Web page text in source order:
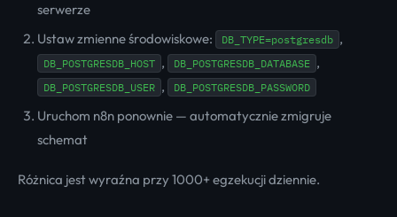
serwerze
Ustaw zmienne środowiskowe:
DB_TYPE=postgresdb ,
DB_POSTGRESDB_HOST , DB_POSTGRESDB_DATABASE ,
DB_POSTGRESDB_USER , DB_POSTGRESDB_PASSWORD
Uruchom n8n ponownie — automatycznie zmigruje
schemat
Różnica jest wyraźna przy 1000+ egzekucji dziennie.